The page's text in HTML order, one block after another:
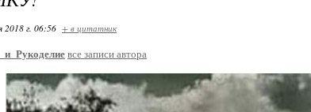
2018 г. 06:56 + в цитатник
все записи автора